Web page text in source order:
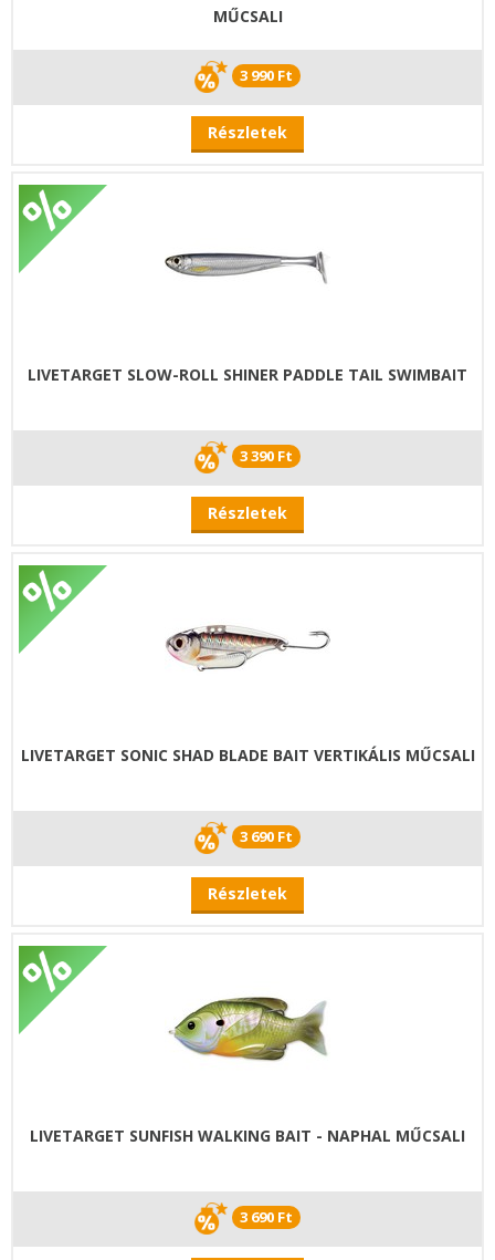
MŰCSALI
3 990 Ft
Részletek
LIVETARGET SLOW-ROLL SHINER PADDLE TAIL SWIMBAIT
3 390 Ft
Részletek
LIVETARGET SONIC SHAD BLADE BAIT VERTIKÁLIS MŰCSALI
3 690 Ft
Részletek
LIVETARGET SUNFISH WALKING BAIT - NAPHAL MŰCSALI
3 690 Ft